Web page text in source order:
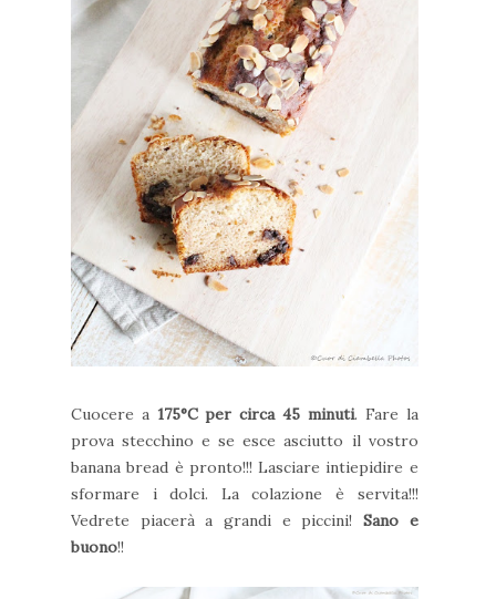
Cuocere a 175°C per circa 45 minuti. Fare la
prova stecchino e se esce asciutto il vostro
banana bread è pronto!!! Lasciare intiepidire e
sformare i dolci. La colazione è servita!!!
Vedrete piacerà a grandi e piccini! Sano e
buono!!